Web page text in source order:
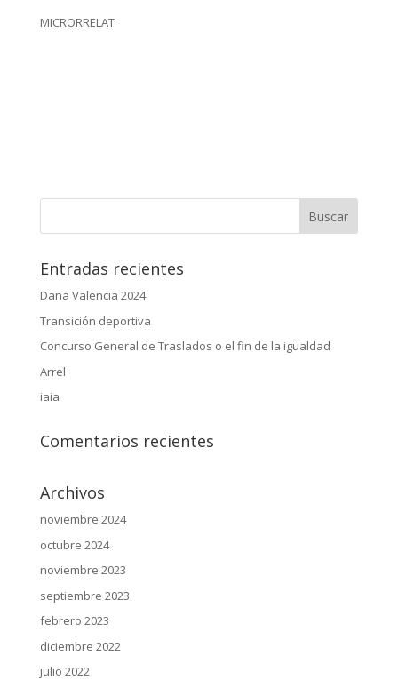
MICRORRELAT
Entradas recientes
Dana Valencia 2024
Transición deportiva
Concurso General de Traslados o el fin de la igualdad
Arrel
iaia
Comentarios recientes
Archivos
noviembre 2024
octubre 2024
noviembre 2023
septiembre 2023
febrero 2023
diciembre 2022
julio 2022